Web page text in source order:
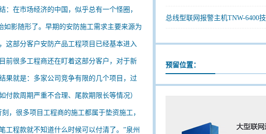
在市场经济的中国，似乎总有一个怪圈，
如影随形了。早期的安防施工需求主要来源为
这部分客户安防产品工程项目已经基本进入
前很多工程商还在盯着这部分客户，对于新
果就是：多家公司竞争有限的几个项目，过
款周期严重不合理、尾款期限长等情况）
，很多项目工程商的施工都属于垫资施工，
工程款就不知道什么时候可以付清了。”泉州
总线型联网报警主机TNW-6400技
预留位置：